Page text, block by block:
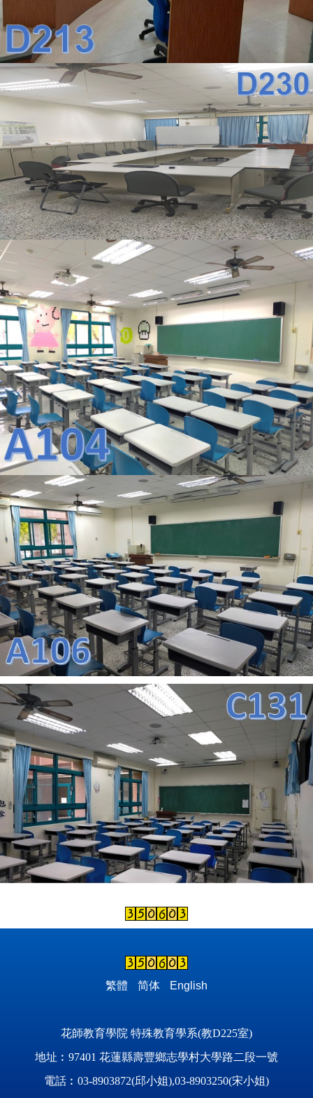
繁體 简体 English
花師教育學院 特殊教育學系(教D225室)
地址︰97401 花蓮縣壽豐鄉志學村大學路二段一號
電話︰03-8903872(邱小姐),03-8903250(宋小姐)